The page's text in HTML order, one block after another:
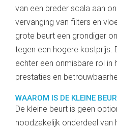
van een breder scala aan
vervanging van filters en
grote beurt een grondiger
tegen een hogere kostprijs.
echter een onmisbare rol in
prestaties en
WAAROM IS DE KLEINE
De kleine beurt is geen
noodzakelijk onderdeel